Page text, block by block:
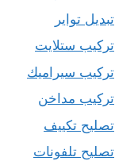
تبديل تواير
تركيب ستلايت
تركيب سيراميك
تركيب مداخن
تصليح تكييف
تصليح تلفونات